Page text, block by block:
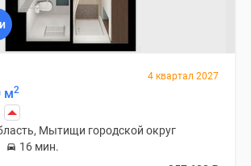
4 квартал 2027
м2
Мытищи городской округ
16 мин.